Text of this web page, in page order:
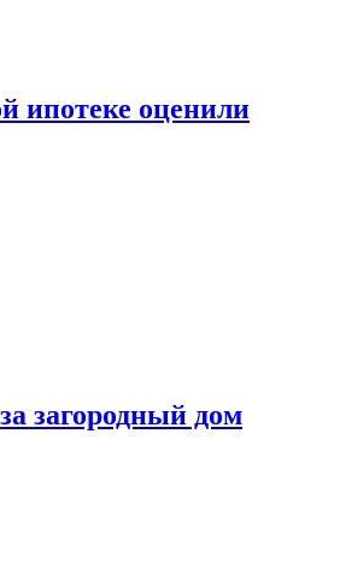
ипотеке оценили
загородный дом